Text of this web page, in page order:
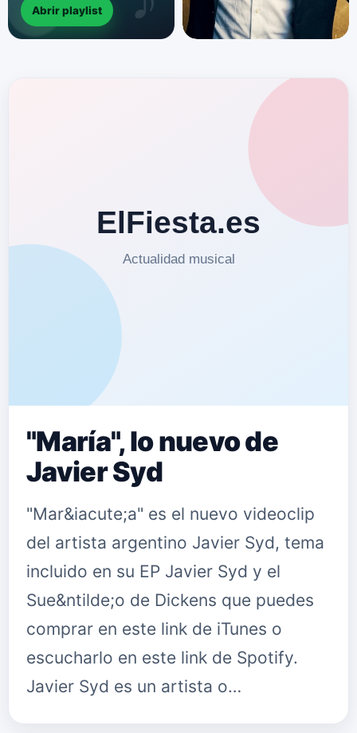
Abrir playlist
"María", lo nuevo de
Javier Syd
"Mar&iacute;a" es el nuevo videoclip
del artista argentino Javier Syd, tema
incluido en su EP Javier Syd y el
Sue&ntilde;o de Dickens que puedes
comprar en este link de iTunes o
escucharlo en este link de Spotify.
Javier Syd es un artista o…